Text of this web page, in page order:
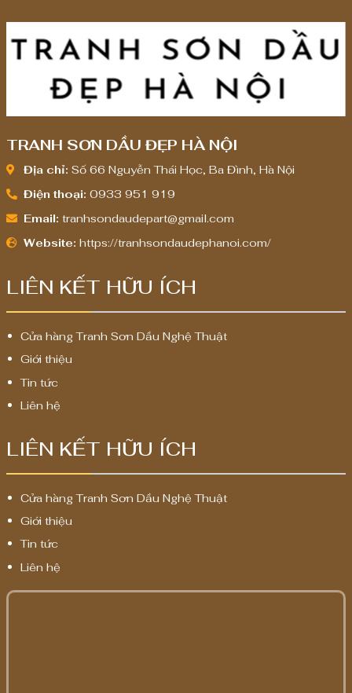
0
₫
TRANH SƠN DẦU ĐẸP HÀ NỘI
Địa chỉ: Số 66 Nguyễn Thái Học, Ba Đình, Hà Nội
Điện thoại: 0933 951 919
Email: tranhsondaudepart@gmail.com
Website: https://tranhsondaudephanoi.com/
LIÊN KẾT HỮU ÍCH
Cửa hàng Tranh Sơn Dầu Nghệ Thuật
Giới thiệu
Tin tức
Liên hệ
LIÊN KẾT HỮU ÍCH
Cửa hàng Tranh Sơn Dầu Nghệ Thuật
Giới thiệu
Tin tức
Liên hệ